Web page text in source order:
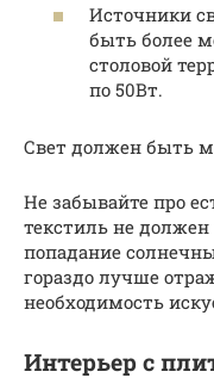
Источники
быть более
столовой
по 50Вт.
Свет должен быть
Не забывайте про
текстиль не
попадание
гораздо лучше
необходимость
Интерьер с